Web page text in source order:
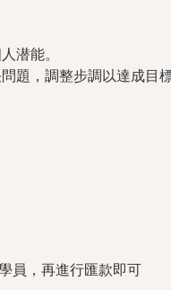
潜能。
題，調整步調以達成目
員，再進行匯款即可